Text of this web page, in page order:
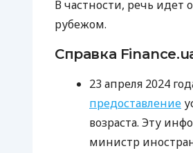
В частности, речь идет
рубежом.
Справка
23 апреля 2024
предоставление
возраста. Эту
министр